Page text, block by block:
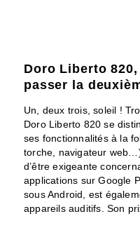
Doro Liberto
passer la
Un, deux trois, soleil !
Doro Liberto 820 se
ses fonctionnalités à la
torche, navigateur
d’être exigeante
applications sur Google
sous Android, est
appareils auditifs. Son